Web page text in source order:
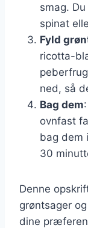
smag.
spinat
Fyld
ricotta-
ned, så
Bag dem
ovnfast
bag dem
30
Denne
grøntsager
dine